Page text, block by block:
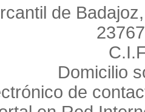
de
Domicilio
de